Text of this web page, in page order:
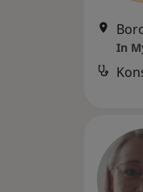
In